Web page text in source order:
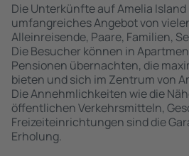
Die Unterkünfte auf Amelia
umfangreiches Angebot von
Alleinreisende, Paare, Familien,
Die Besucher können in
Pensionen übernachten, die
bieten und sich im Zentrum von
Die Annehmlichkeiten wie die
öffentlichen Verkehrsmitteln,
Freizeiteinrichtungen sind die
Erholung.